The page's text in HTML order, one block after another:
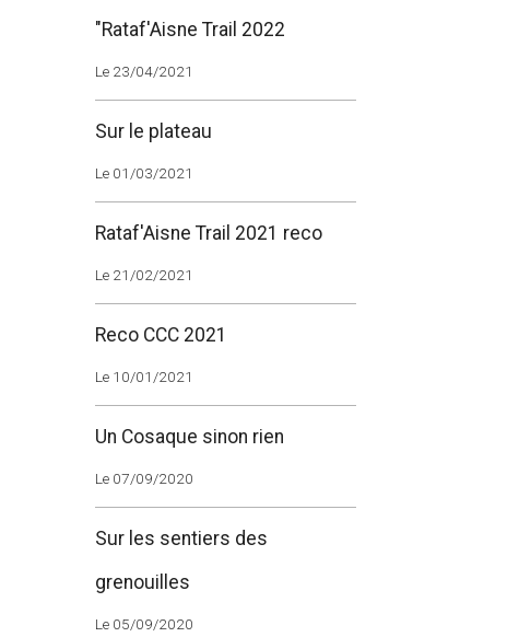
"Rataf'Aisne Trail 2022
Le 23/04/2021
Sur le plateau
Le 01/03/2021
Rataf'Aisne Trail 2021 reco
Le 21/02/2021
Reco CCC 2021
Le 10/01/2021
Un Cosaque sinon rien
Le 07/09/2020
Sur les sentiers des
grenouilles
Le 05/09/2020